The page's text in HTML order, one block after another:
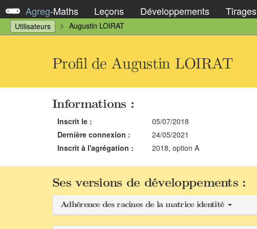
Agreg-Maths Leçons Développements Tirages
Utilisateurs Augustin LOIRAT
Profil de Augustin LOIRAT
Informations :
Inscrit le :
05/07/2018
Dernière connexion :
24/05/2021
Inscrit à l'agrégation :
2018, option A
Ses versions de développements :
Adhérence des racines de la matrice identité